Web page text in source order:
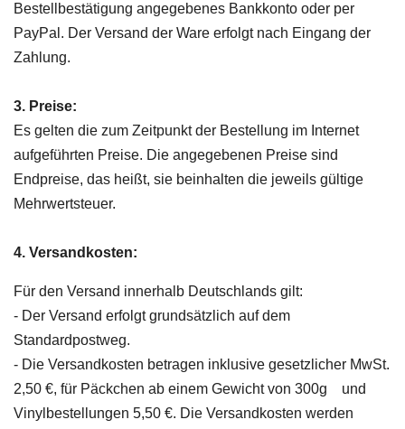
Bestellbestätigung angegebenes Bankkonto oder per
PayPal. Der Versand der Ware erfolgt nach Eingang der
Zahlung.
3. Preise:
Es gelten die zum Zeitpunkt der Bestellung im Internet
aufgeführten Preise. Die angegebenen Preise sind
Endpreise, das heißt, sie beinhalten die jeweils gültige
Mehrwertsteuer.
4. Versandkosten:
Für den Versand innerhalb Deutschlands gilt:
- Der Versand erfolgt grundsätzlich auf dem
Standardpostweg.
- Die Versandkosten betragen inklusive gesetzlicher MwSt.
2,50 €, für Päckchen ab einem Gewicht von 300g und
Vinylbestellungen 5,50 €. Die Versandkosten werden